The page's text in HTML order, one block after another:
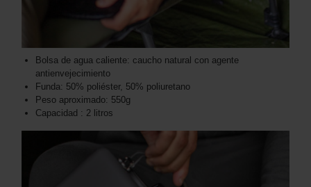
Bolsa de agua caliente: caucho natural con agente
antienvejecimiento
Funda: 50% poliéster, 50% poliuretano
Peso aproximado: 550g
Capacidad : 2 litros